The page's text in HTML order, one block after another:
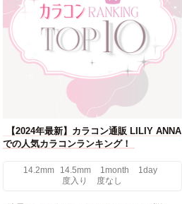
【2024年最新】カラコン通販 LILIY ANNA
での人気カラコンランキング！
14.2mm 14.5mm 1month
1day
度入り
度なし